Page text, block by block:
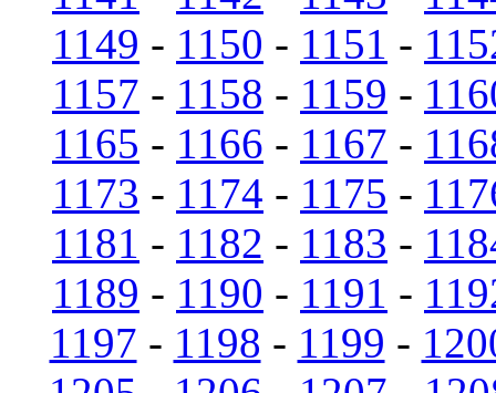
1149 - 1150 - 1151 -
1157 - 1158 - 1159 -
1165 - 1166 - 1167 -
1173 - 1174 - 1175 -
1181 - 1182 - 1183 -
1189 - 1190 - 1191 -
1197 - 1198 - 1199 -